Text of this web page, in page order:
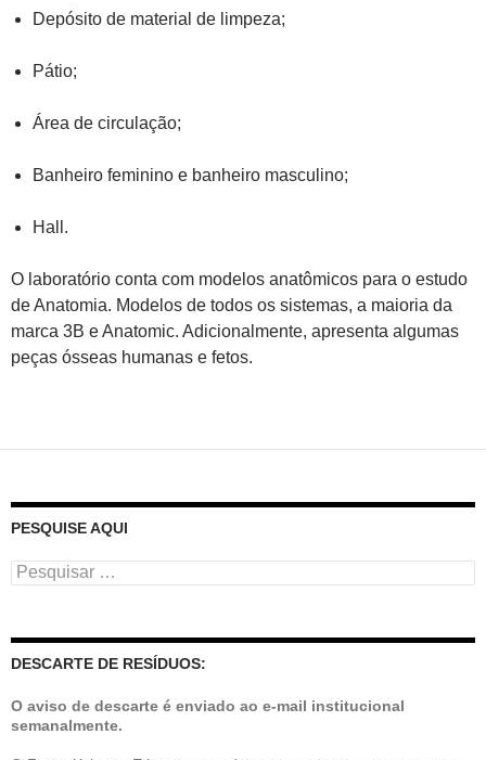
Depósito de material de limpeza;
Pátio;
Área de circulação;
Banheiro feminino e banheiro masculino;
Hall.
O laboratório conta com modelos anatômicos para o estudo
de Anatomia. Modelos de todos os sistemas, a maioria da
marca 3B e Anatomic. Adicionalmente, apresenta algumas
peças ósseas humanas e fetos.
PESQUISE AQUI
Pesquisar
por:
DESCARTE DE RESÍDUOS:
O aviso de descarte é enviado ao e-mail institucional
semanalmente.